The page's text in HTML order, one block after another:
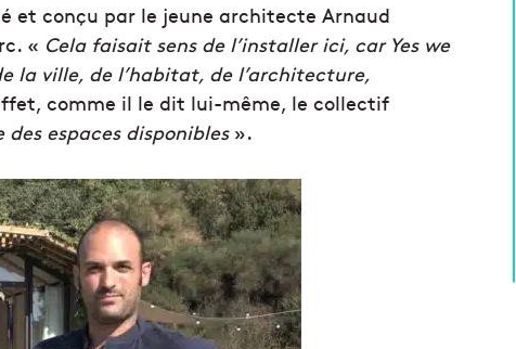
et conçu par le jeune architecte Arnaud
« Cela faisait sens de l’installer ici, car Yes we
la ville, de l’habitat, de l’architecture,
comme il le dit lui-même, le collectif
espaces disponibles».